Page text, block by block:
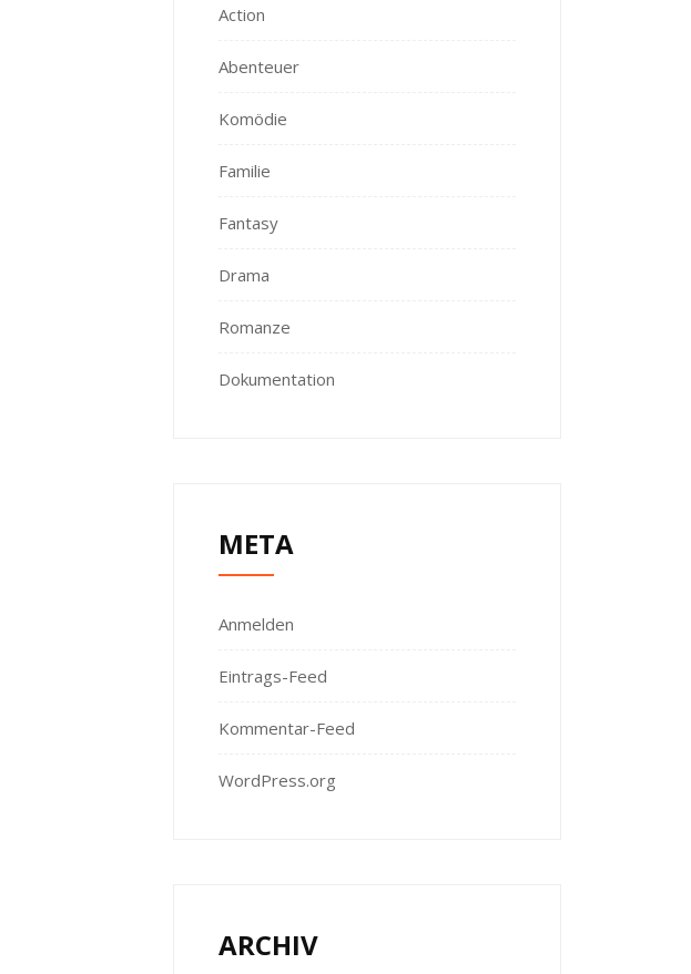
Action
Abenteuer
Komödie
Familie
Fantasy
Drama
Romanze
Dokumentation
META
Anmelden
Eintrags-Feed
Kommentar-Feed
WordPress.org
ARCHIV